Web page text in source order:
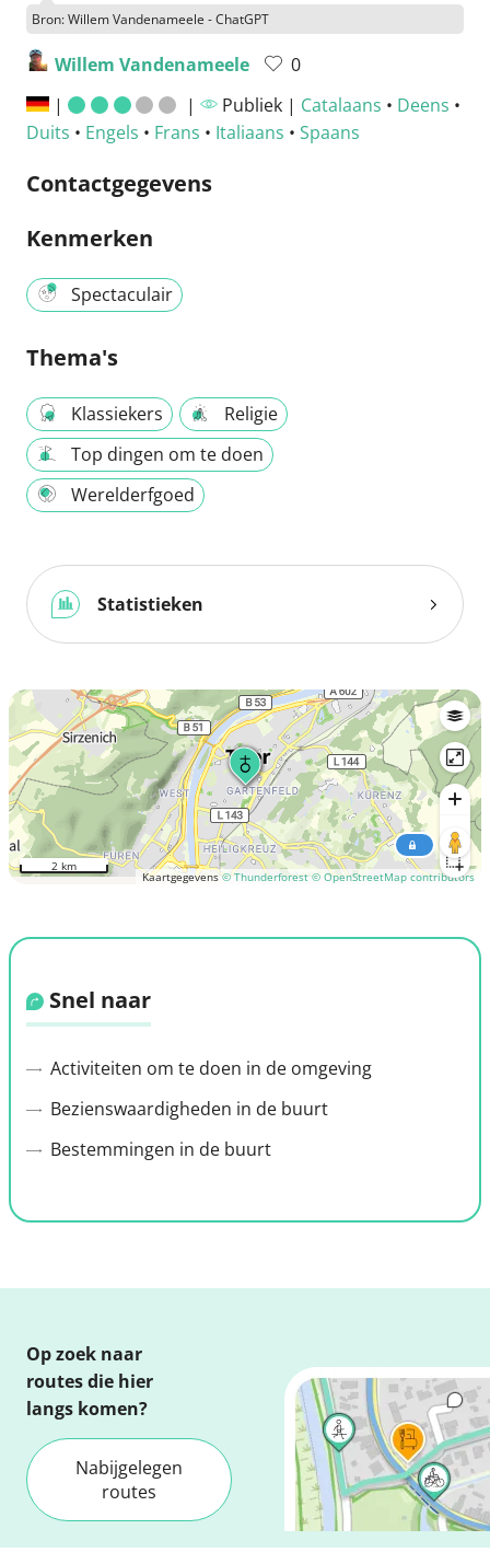
Bron: Willem Vandenameele - ChatGPT
Willem Vandenameele
0
|
| Publiek | Catalaans • Deens •
Duits • Engels • Frans • Italiaans • Spaans
Contactgegevens
Kenmerken
Spectaculair
Thema's
Klassiekers
Religie
Top dingen om te doen
Werelderfgoed
Statistieken
Kaartgegevens© Thunderforest © OpenStreetMap contributors
2 km
Snel naar
Activiteiten om te doen in de omgeving
Bezienswaardigheden in de buurt
Bestemmingen in de buurt
Op zoek naar
routes die hier
langs komen?
Nabijgelegen
routes